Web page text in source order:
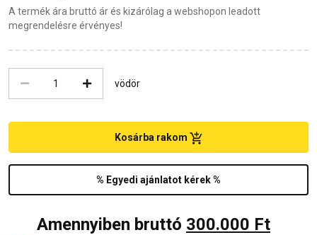
A termék ára bruttó ár és kizárólag a webshopon leadott
megrendelésre érvényes!
vödör
% Egyedi ajánlatot kérek %
Kosárba rakom
Amennyiben bruttó 300.000 Ft